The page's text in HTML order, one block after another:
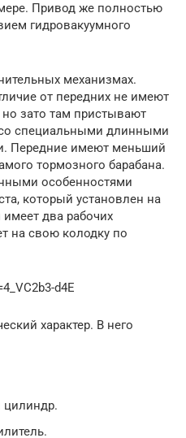
Привод же полностью
гидровакуумного
механизмах.
от передних не имеют
зато там пристывают
специальными длинными
Передние имеют меньший
тормозного барабана.
особенностями
который установлен на
два рабочих
на свою колодку по
d4E
характер. В него
цилиндр.